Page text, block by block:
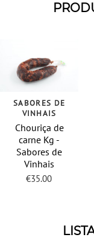
SABORES DE
VINHAIS
Chouriça de
carne Kg -
Sabores de
Vinhais
€35.00